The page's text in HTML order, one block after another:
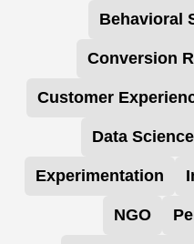
Behavioral
Conversion
Customer
Data Science
Experimentation
NGO